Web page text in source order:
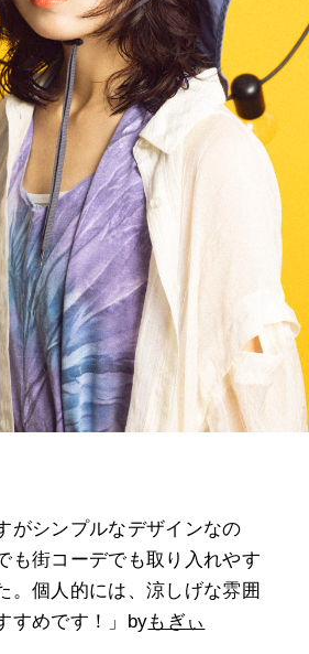
がシンプルなデザインなの
も街コーデでも取り入れやす
。個人的には、涼しげな雰囲
すめです！」byもぎぃ